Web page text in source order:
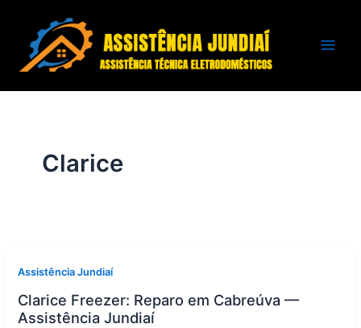
conteúdo
Clarice
Assistência Jundiaí
Clarice Freezer: Reparo em Cabreúva —
Assistência Jundiaí